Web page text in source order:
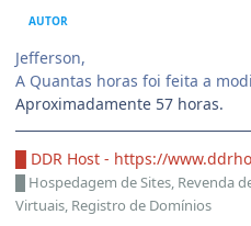
AUTOR
Jefferson,
A Quantas horas foi feita a
Aproximadamente 57 horas.
█ DDR Host - https://
Hospedagem de Sites, Revenda
Virtuais, Registro de Domínios